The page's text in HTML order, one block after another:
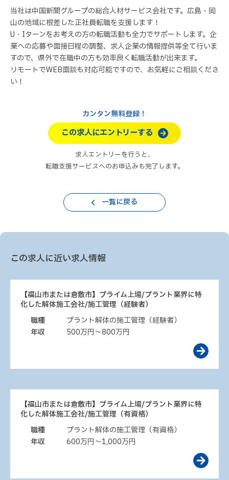
当社は中国新聞グループの総合人材サービス会社です。広島・岡
山の地域に根差した正社員転職を支援します！
U・Iターンをお考えの方の転職活動も全力でサポートします。企
業への応募や面接日程の調整、求人企業の情報提供等全て行いま
すので、県外で在職中の方も効率良く転職活動が出来ます。
リモートでWEB面談も対応可能ですので、お気軽にご相談くださ
い！
カンタン無料登録！
この求人にエントリーする
求人エントリーを行うと、
転職支援サービスへのお申込みも完了します。
一覧に戻る
この求人に近い求人情報
【福山市または倉敷市】プライム上場/プラント業界に特
化した解体施工会社/施工管理（経験者）
職種
プラント解体の施工管理（経験者）
年収
500万円～800万円
【福山市または倉敷市】プライム上場/プラント業界に特
化した解体施工会社/施工管理（有資格）
職種
プラント解体の施工管理（有資格）
年収
600万円～1,000万円